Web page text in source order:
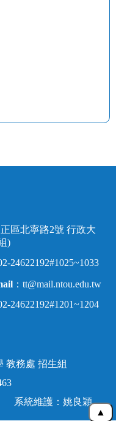
正區北寧路2號 行政大
)
24622192#1025~1033
： tt@mail.ntou.edu.tw
24622192#1201~1204
教務處 招生組
系統維護： 姚良穎